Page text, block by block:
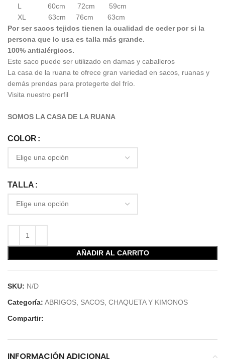
L 60cm 72cm 59cm
XL 63cm 76cm 63cm
Por ser sacos tejidos tienen la cualidad de ceder por si la
persona que lo usa es talla más grande.
100% antialérgicos.
Este saco puede ser utilizado en damas y caballeros
La casa de la ruana te ofrece gran variedad en sacos, ruanas y
demás prendas para protegerte del frío.
Visita nuestro perfil
SOMOS LA CASA DE LA RUANA
COLOR
TALLA
AÑADIR AL CARRITO
SKU: N/D
Categoría: ABRIGOS, SACOS, CHAQUETA Y KIMONOS
Compartir:
INFORMACIÓN ADICIONAL